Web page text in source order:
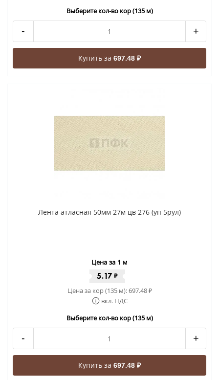
Выберите кол-во кор (135 м)
- +
Купить за 697.48 ₽
Лента атласная 50мм 27м цв 276 (уп 5рул)
Цена за 1 м
5.17 ₽
Цена за кор (135 м):697.48₽
вкл. НДС
Выберите кол-во кор (135 м)
- +
Купить за 697.48 ₽